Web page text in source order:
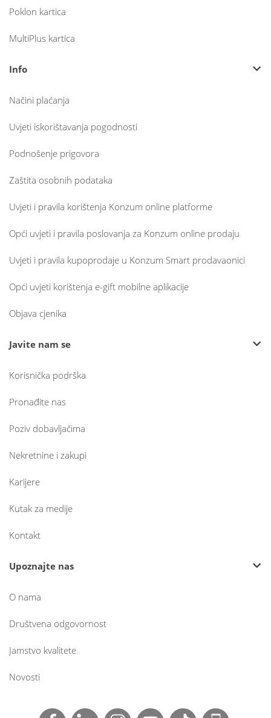
Poklon kartica
MultiPlus kartica
Info
Načini plaćanja
Uvjeti iskorištavanja pogodnosti
Podnošenje prigovora
Zaštita osobnih podataka
Uvjeti i pravila korištenja Konzum online platforme
Opći uvjeti i pravila poslovanja za Konzum online prodaju
Uvjeti i pravila kupoprodaje u Konzum Smart prodavaonici
Opći uvjeti korištenja e-gift mobilne aplikacije
Objava cjenika
Javite nam se
Korisnička podrška
Pronađite nas
Poziv dobavljačima
Nekretnine i zakupi
Karijere
Kutak za medije
Kontakt
Upoznajte nas
O nama
Društvena odgovornost
Jamstvo kvalitete
Novosti